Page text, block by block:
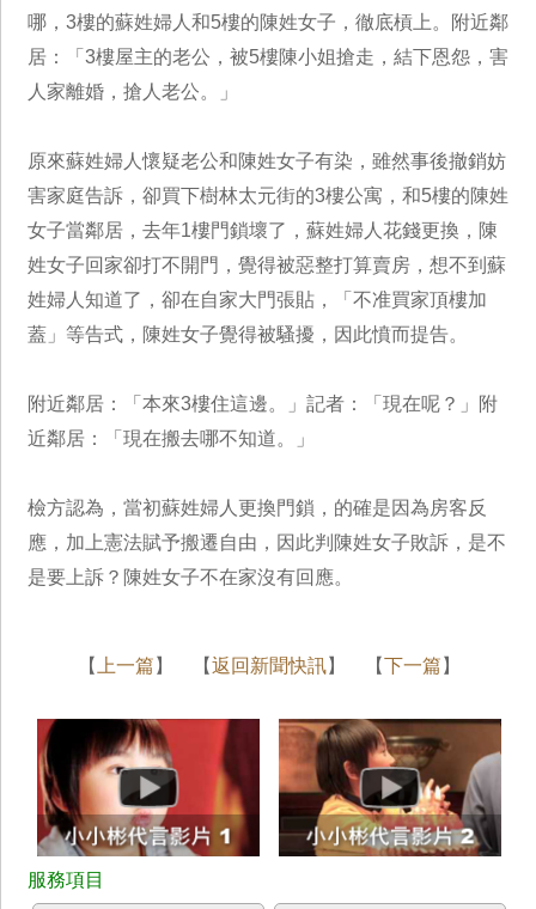
哪，3樓的蘇姓婦人和5樓的陳姓女子，徹底槓上。附近鄰
居：「3樓屋主的老公，被5樓陳小姐搶走，結下恩怨，害
人家離婚，搶人老公。」
原來蘇姓婦人懷疑老公和陳姓女子有染，雖然事後撤銷妨
害家庭告訴，卻買下樹林太元街的3樓公寓，和5樓的陳姓
女子當鄰居，去年1樓門鎖壞了，蘇姓婦人花錢更換，陳
姓女子回家卻打不開門，覺得被惡整打算賣房，想不到蘇
姓婦人知道了，卻在自家大門張貼，「不准買家頂樓加
蓋」等告式，陳姓女子覺得被騷擾，因此憤而提告。
附近鄰居：「本來3樓住這邊。」記者：「現在呢？」附
近鄰居：「現在搬去哪不知道。」
檢方認為，當初蘇姓婦人更換門鎖，的確是因為房客反
應，加上憲法賦予搬遷自由，因此判陳姓女子敗訴，是不
是要上訴？陳姓女子不在家沒有回應。
【 上一篇 】 【返回新聞快訊】 【下一篇 】